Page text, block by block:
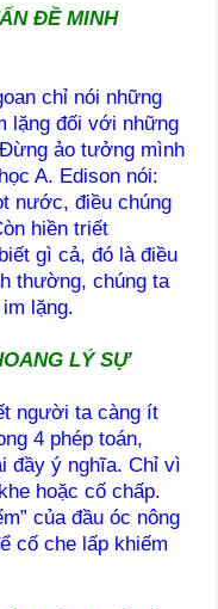
ĐỀ MINH
chỉ nói những
lặng đối với những
ảo tưởng mình
A. Edison nói:
nước, điều chúng
hiền triết
gì cả, đó là điều
thường, chúng ta
lặng.
LÝ SỰ
người ta càng ít
4 phép toán,
đầy ý nghĩa. Chỉ vì
hoặc cố chấp.
của đầu óc nông
cố che lấp khiếm